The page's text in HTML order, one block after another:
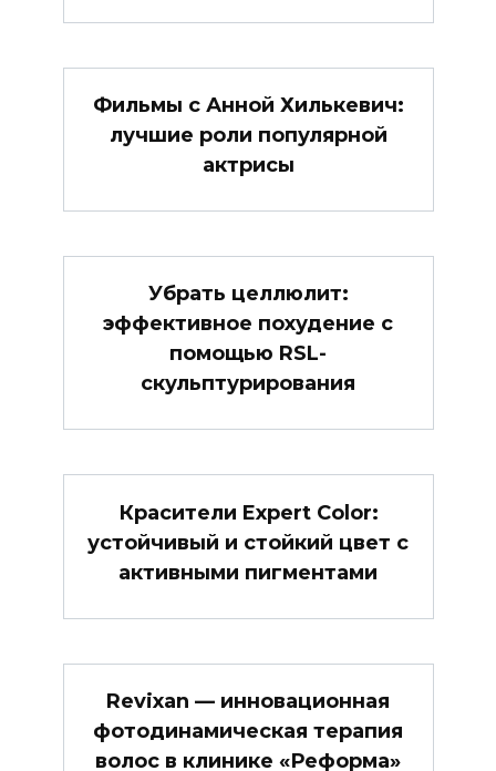
Фильмы с Анной Хилькевич:
лучшие роли популярной
актрисы
Убрать целлюлит:
эффективное похудение с
помощью RSL-
скульптурирования
Красители Expert Color:
устойчивый и стойкий цвет с
активными пигментами
Revixan — инновационная
фотодинамическая терапия
волос в клинике «Реформа»